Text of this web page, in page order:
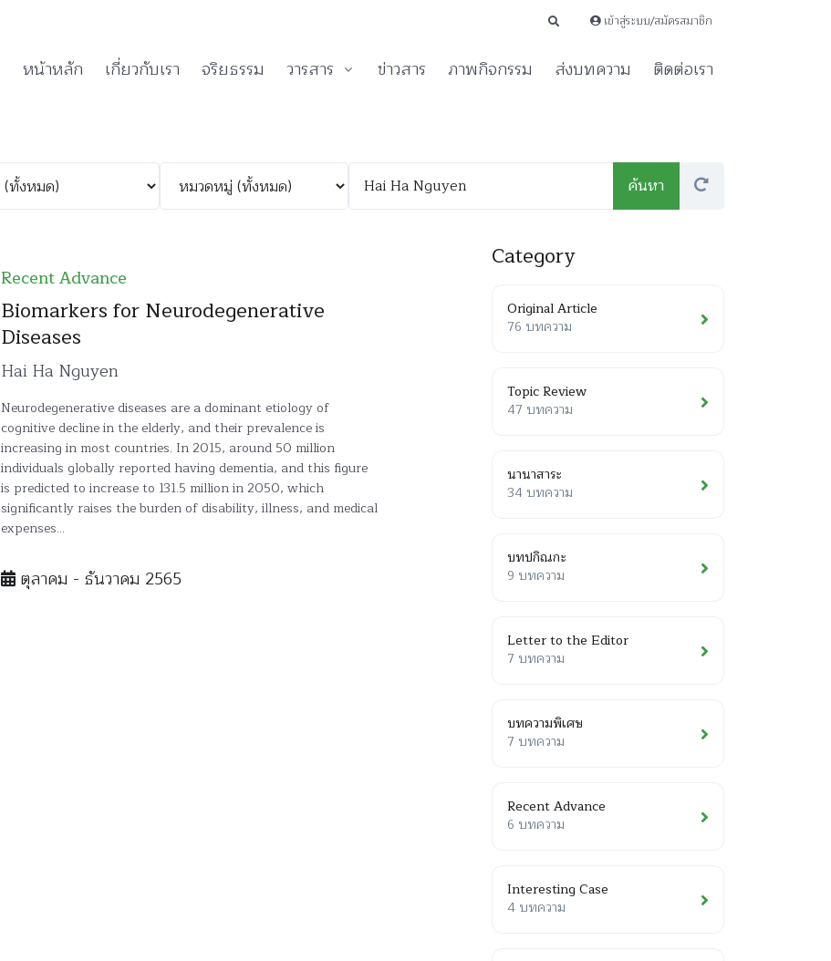
เข้าสู่ระบบ/สมัครสมาชิก
หน้าหลัก เกี่ยวกับเรา จริยธรรม วารสาร ข่าวสาร ภาพกิจกรรม ส่งบทความ ติดต่อเรา
Recent Advance
Biomarkers for Neurodegenerative
Diseases
Hai Ha Nguyen
Neurodegenerative diseases are a dominant etiology of
cognitive decline in the elderly, and their prevalence is
increasing in most countries. In 2015, around 50 million
individuals globally reported having dementia, and this figure
is predicted to increase to 131.5 million in 2050, which
significantly raises the burden of disability, illness, and medical
expenses...
ตุลาคม - ธันวาคม 2565
Category
Original Article
76 บทความ
Topic Review
47 บทความ
นานาสาระ
34 บทความ
บทปกิณกะ
9 บทความ
Letter to the Editor
7 บทความ
บทความพิเศษ
7 บทความ
Recent Advance
6 บทความ
Interesting Case
4 บทความ